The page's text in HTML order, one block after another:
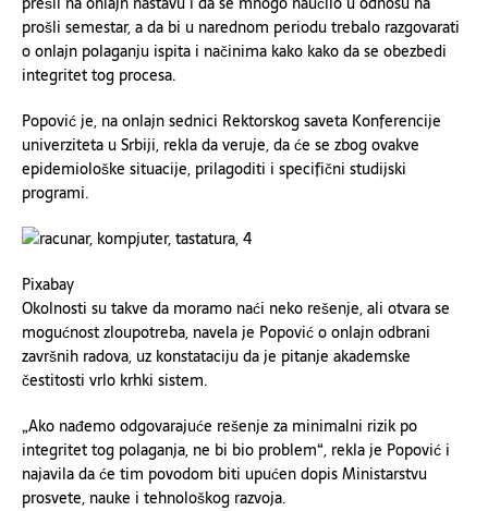
prošli semestar, a da bi u narednom periodu trebalo razgovarati
o onlajn polaganju ispita i načinima kako kako da se obezbedi
integritet tog procesa.
Popović je, na onlajn sednici Rektorskog saveta Konferencije
univerziteta u Srbiji, rekla da veruje, da će se zbog ovakve
epidemiološke situacije, prilagoditi i specifični studijski
programi.
Pixabay
Okolnosti su takve da moramo naći neko rešenje, ali otvara se
mogućnost zloupotreba, navela je Popović o onlajn odbrani
završnih radova, uz konstataciju da je pitanje akademske
čestitosti vrlo krhki sistem.
„Ako nađemo odgovarajuće rešenje za minimalni rizik po
integritet tog polaganja, ne bi bio problem“, rekla je Popović i
najavila da će tim povodom biti upućen dopis Ministarstvu
prosvete, nauke i tehnološkog razvoja.